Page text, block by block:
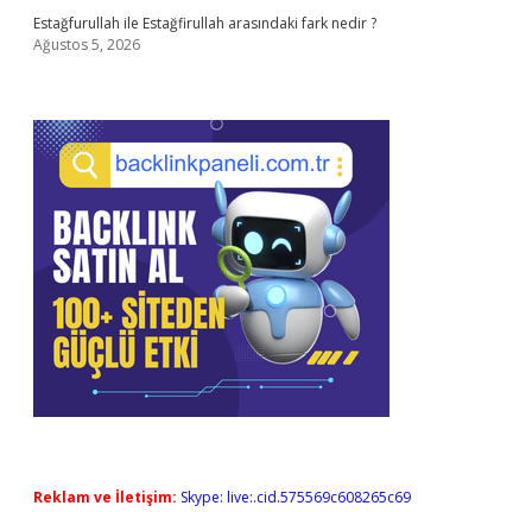
Estağfurullah ile Estağfirullah arasındaki fark nedir ?
Ağustos 5, 2026
Reklam ve İletişim: Skype: live:.cid.575569c608265c69